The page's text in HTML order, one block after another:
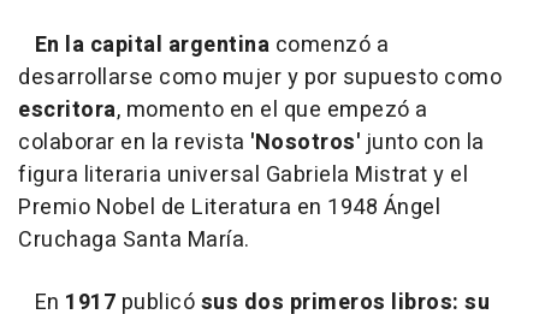
En la capital argentina comenzó a
desarrollarse como mujer y por supuesto como
escritora, momento en el que empezó a
colaborar en la revista 'Nosotros' junto con la
figura literaria universal Gabriela Mistrat y el
Premio Nobel de Literatura en 1948 Ángel
Cruchaga Santa María.
En 1917 publicósus dos primeros libros: su